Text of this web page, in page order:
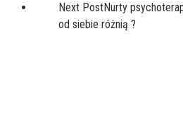
Next PostNurty
od siebie różnią ?